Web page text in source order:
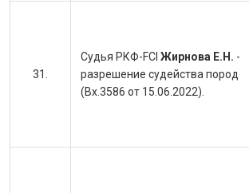
Судья РКФ-FCI Жирнова Е.Н. -
разрешение судейства пород
(Вх.3586 от 15.06.2022).